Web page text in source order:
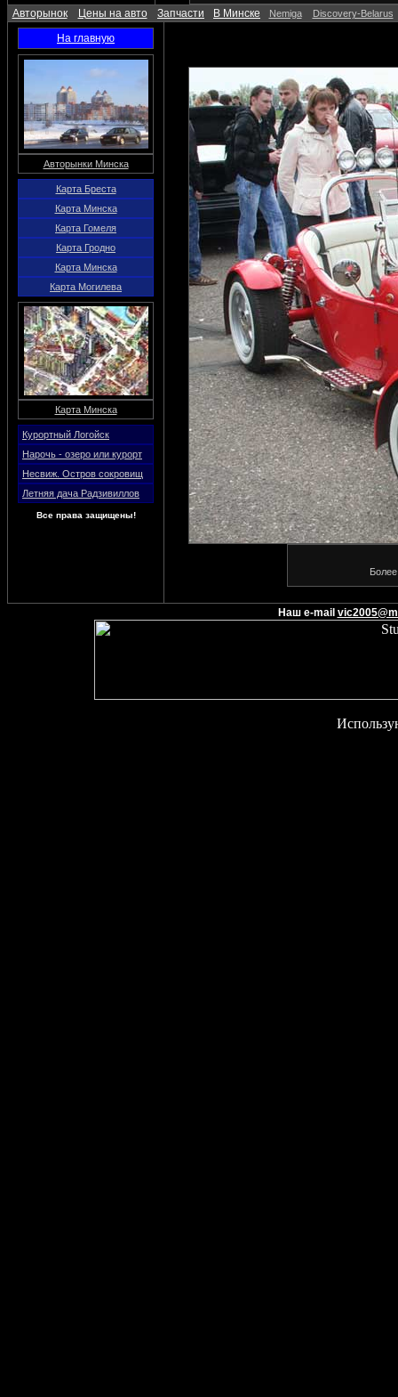
Авторынок Цены на авто Запчасти В Минске Nemiga Discovery-Belarus
На главную
Авторынки Минска
Карта Бреста
Карта Минска
Карта Гомеля
Карта Гродно
Карта Минска
Карта Могилева
Карта Минска
Курортный Логойск
Нарочь - озеро или курорт
Несвиж. Остров сокровищ
Летняя дача Радзивиллов
Все права защищены!
Наш e-mail